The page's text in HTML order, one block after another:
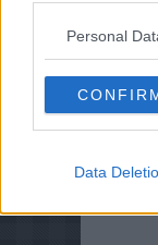
Personal
Data
Ristaffel
vores
Denne
og de